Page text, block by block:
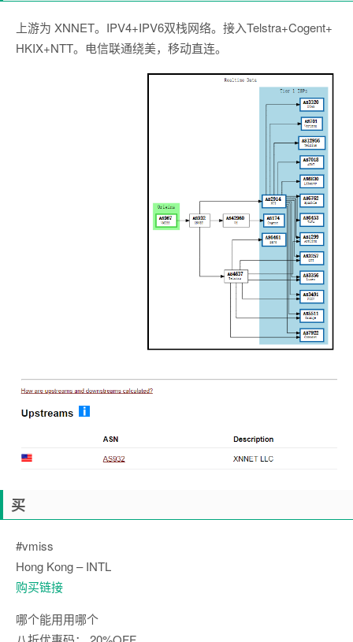
上游为 XNNET。IPV4+IPV6双栈网络。接入Telstra+Cogent+
HKIX+NTT。电信联通绕美，移动直连。
买
#vmiss
Hong Kong – INTL
购买链接
哪个能用用哪个